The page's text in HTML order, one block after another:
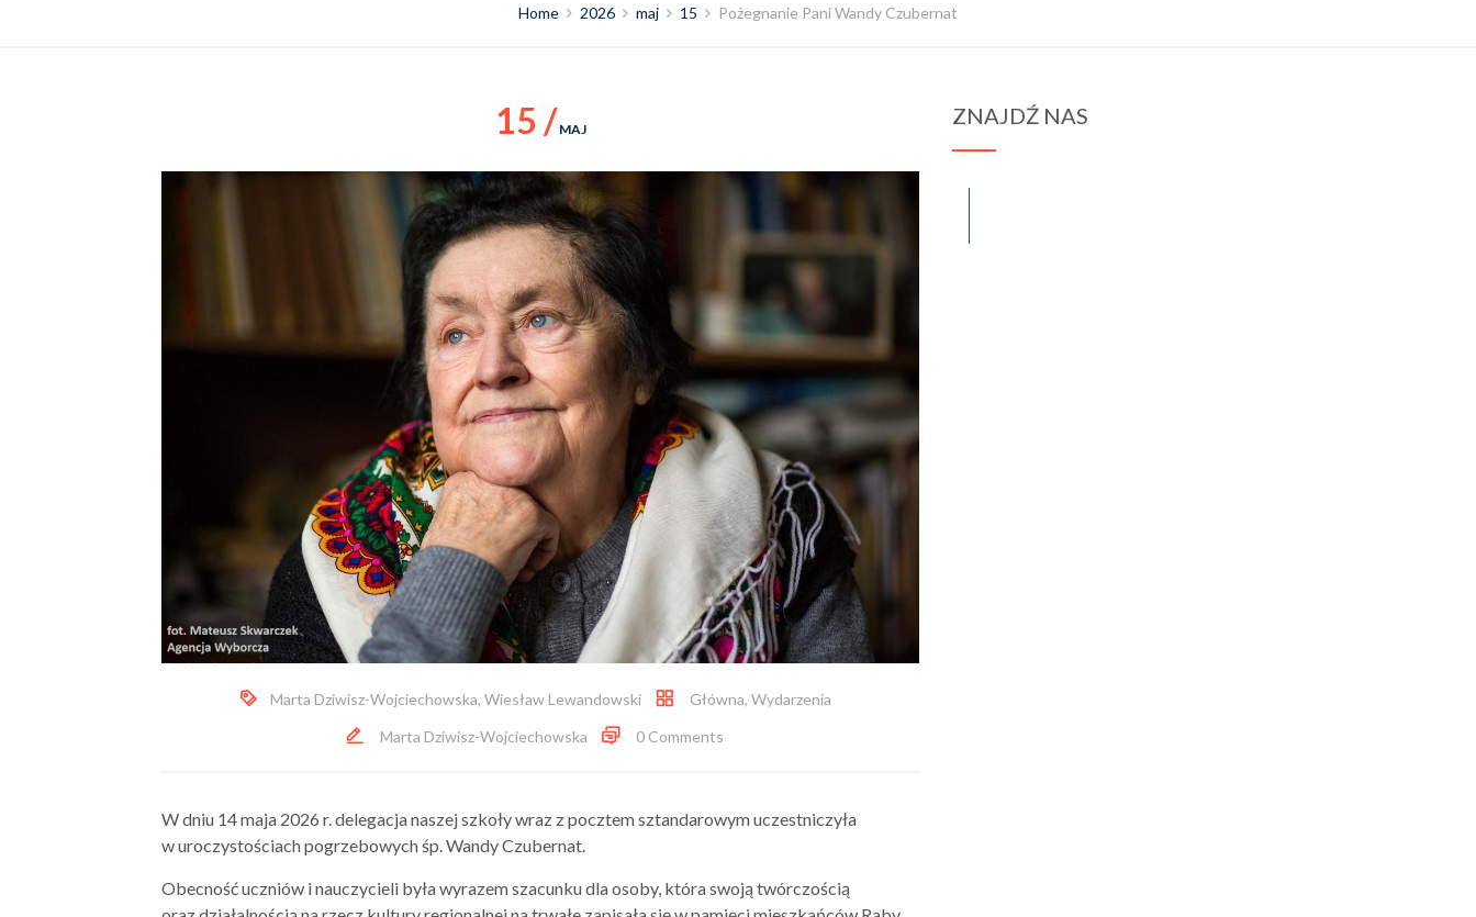
Home 2026 maj 15 Pożegnanie Pani Wandy Czubernat
15 / MAJ
Marta Dziwisz-Wojciechowska, Wiesław Lewandowski Główna, Wydarzenia
Marta Dziwisz-Wojciechowska
0 Comments
W dniu 14 maja 2026 r. delegacja naszej szkoły wraz z pocztem sztandarowym uczestniczyła
w uroczystościach pogrzebowych śp.Wandy Czubernat.
Obecność uczniów i nauczycieli była wyrazem szacunku dla osoby, która swoją twórczością
ZNAJDŹ NAS